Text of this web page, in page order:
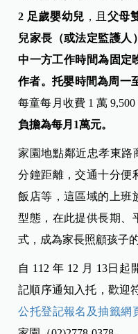
2 足歲嬰幼兒 ，且 父母
兒家長（或法定監護人
中一方工作時間為固定
作者。托嬰時間為周一
每童每月收費 1 萬
負擔為每月1萬元。
家園地點鄰近忠孝東路
分鐘距離，交通十分便
飯店等，這區域的上班
型態，在此提供長期、
式，成為家長照顧孩子
自 112 年 12 月 13日
記順序通知入托，歡迎
公托登記報名及抽籤網